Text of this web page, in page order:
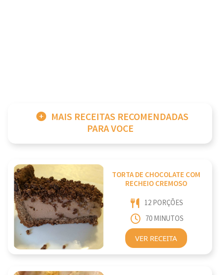
MAIS RECEITAS RECOMENDADAS
PARA VOCE
TORTA DE CHOCOLATE COM
RECHEIO CREMOSO
12 PORÇÕES
70 MINUTOS
VER RECEITA